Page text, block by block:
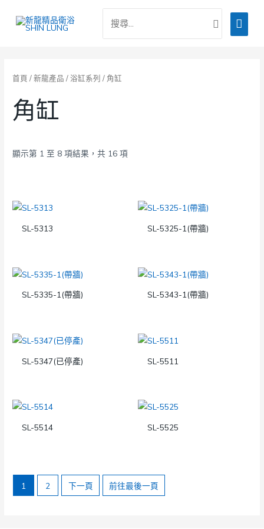
主
要
尋：
首頁 /新龍產品 / 浴缸系列 / 角缸
角缸
顯示第 1 至 8 項結果，共 16 項
SL-5313 SL-5325-1(帶牆)
SL-5335-1(帶牆) SL-5343-1(帶牆)
SL-5347(已停產) SL-5511
SL-5514 SL-5525
1 2 下一頁 前往最後一頁